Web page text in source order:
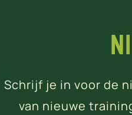
Schrijf je in voor de
van nieuwe